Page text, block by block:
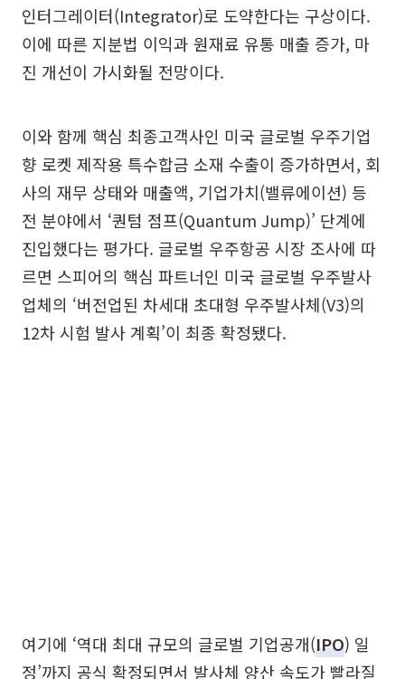
인터그레이터(Integrator)로 도약한다는 구상이다.
이에 따른 지분법 이익과 원재료 유통 매출 증가, 마
진 개선이 가시화될 전망이다.
이와 함께 핵심 최종고객사인 미국 글로벌 우주기업
향 로켓 제작용 특수합금 소재 수출이 증가하면서, 회
사의 재무 상태와 매출액, 기업가치(밸류에이션) 등
전 분야에서 ‘퀀텀 점프(Quantum Jump)’ 단계에
진입했다는 평가다. 글로벌 우주항공 시장 조사에 따
르면 스피어의 핵심 파트너인 미국 글로벌 우주발사
업체의 ‘버전업된 차세대 초대형 우주발사체(V3)의
12차 시험 발사 계획’이 최종 확정됐다.
여기에 ‘역대 최대 규모의 글로벌 기업공개(IPO) 일
정’까지 공식 확정되면서 발사체 양산 속도가 빨라질